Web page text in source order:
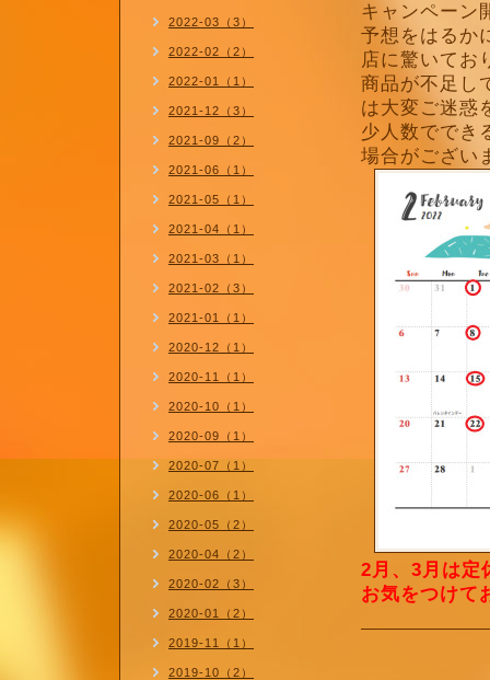
キャンペーン
予想をはるか
店に驚いてお
商品が不足し
は大変ご迷惑
少人数ででき
場合がござい
2月、3月は定
お気をつけて
2022-03（3）
2022-02（2）
2022-01（1）
2021-12（3）
2021-09（2）
2021-06（1）
2021-05（1）
2021-04（1）
2021-03（1）
2021-02（3）
2021-01（1）
2020-12（1）
2020-11（1）
2020-10（1）
2020-09（1）
2020-07（1）
2020-06（1）
2020-05（2）
2020-04（2）
2020-02（3）
2020-01（2）
2019-11（1）
2019-10（2）